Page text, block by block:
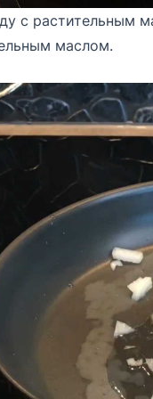
с растительным
маслом.